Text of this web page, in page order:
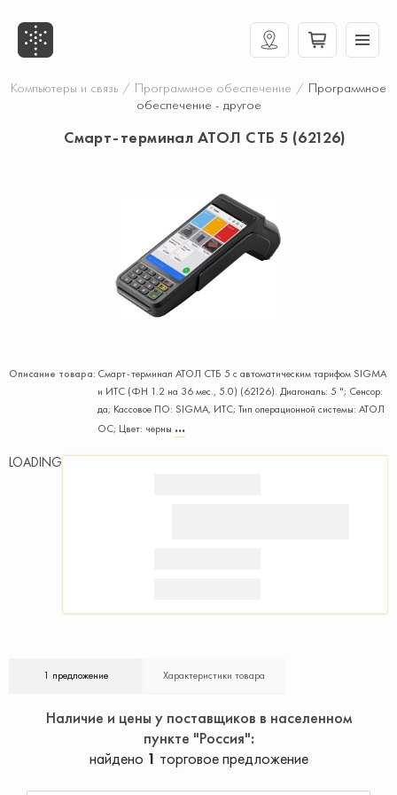
Компьютеры и связь / Программное обеспечение / Программное
обеспечение - другое
Смарт-терминал АТОЛ СТБ 5 (62126)
Описание товара: Смарт-терминал АТОЛ СТБ 5 с автоматическим тарифом SIGMA
и ИТС (ФН 1.2 на 36 мес., 5.0) (62126). Диагональ: 5 "; Сенсор:
да; Кассовое ПО: SIGMA, ИТС; Тип операционной системы: АТОЛ
ОС; Цвет: черны
LOADING
1 предложение Характеристики товара
Наличие и цены у поставщиков в населенном
пункте "Россия"
найдено 1 торговое предложение